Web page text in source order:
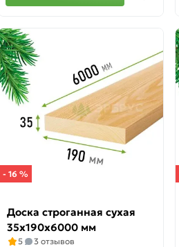
- 16 %
Доска строганная сухая
35х190х6000 мм
5 3 отзывов